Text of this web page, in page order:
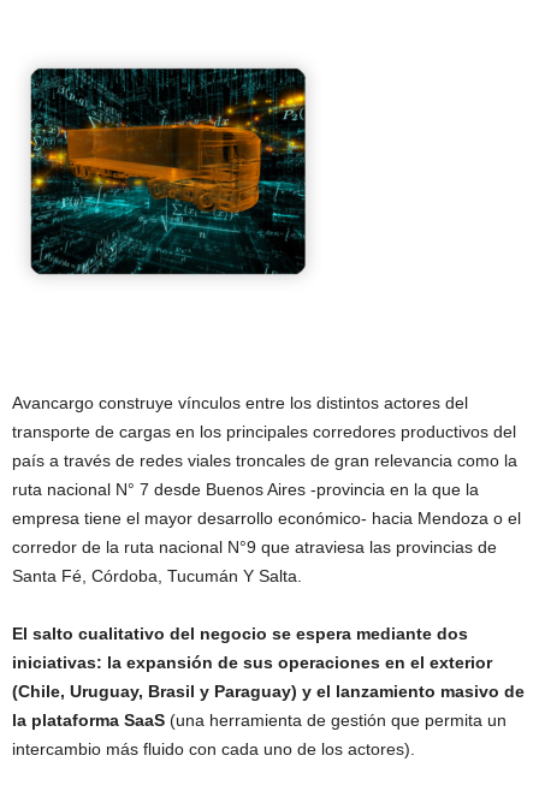
Avancargo construye vínculos entre los distintos actores del
transporte de cargas en los principales corredores productivos del
país a través de redes viales troncales de gran relevancia como la
ruta nacional N° 7 desde Buenos Aires -provincia en la que la
empresa tiene el mayor desarrollo económico- hacia Mendoza o el
corredor de la ruta nacional N°9 que atraviesa las provincias de
Santa Fé, Córdoba, Tucumán Y Salta.
El salto cualitativo del negocio se espera mediante dos
iniciativas: la expansión de sus operaciones en el exterior
(Chile, Uruguay, Brasil y Paraguay) y el lanzamiento masivo de
la plataforma SaaS (una herramienta de gestión que permita un
intercambio más fluido con cada uno de los actores).